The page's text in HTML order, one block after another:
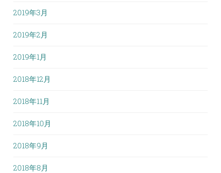
2019年3月
2019年2月
2019年1月
2018年12月
2018年11月
2018年10月
2018年9月
2018年8月